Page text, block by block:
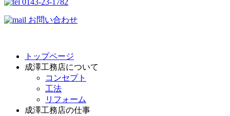
0143-23-1782
お問い合わせ
トップページ
成澤工務店について
コンセプト
工法
リフォーム
成澤工務店の仕事